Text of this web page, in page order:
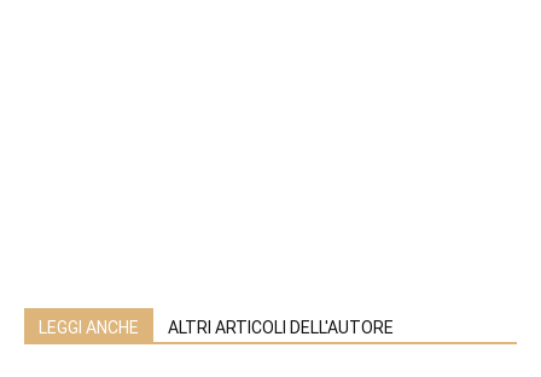
LEGGI ANCHE ALTRI ARTICOLI DELL'AUTORE